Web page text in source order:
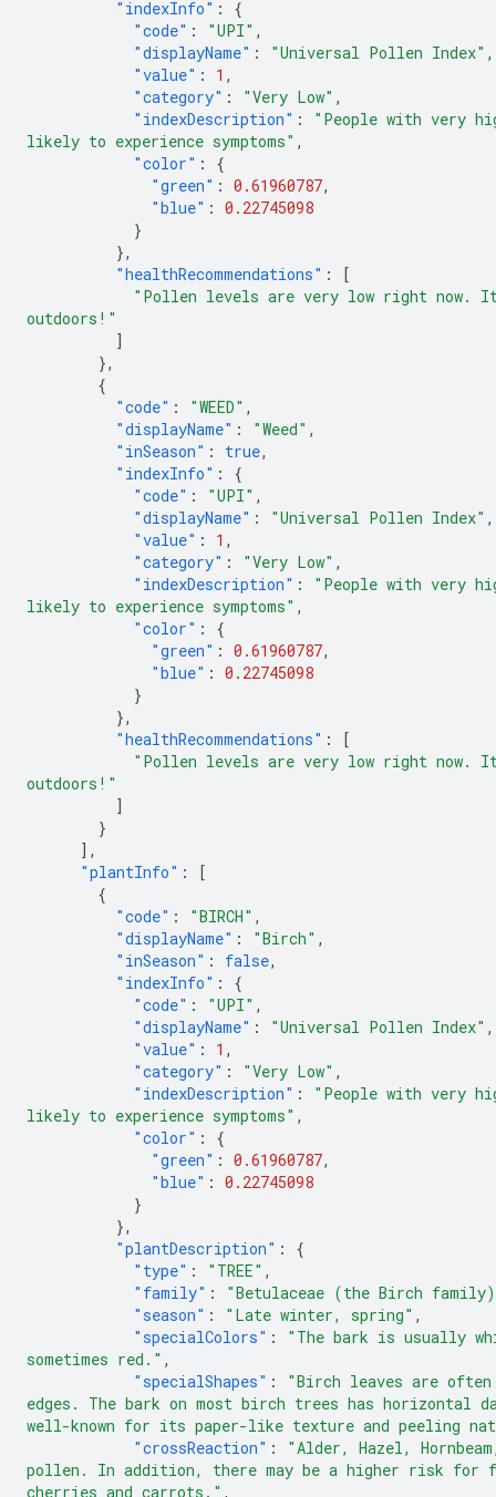
"indexInfo" :
{
"code" : "UPI" ,
"displayName" : "Universal Pollen Index" ,
"value" : 1 ,
"category" : "Very Low" ,
"indexDescription" :
"People with very
likely to experience symptoms" ,
"color" :
{
"green" : 0.61960787,
"blue" : 0.22745098
}
},
"healthRecommendations" :
[
"Pollen levels are very low right now.
outdoors!"
]
},
{
"code" : "WEED" ,
"displayName" : "Weed" ,
"inSeason" : true,
"indexInfo" :
{
"code" : "UPI" ,
"displayName" : "Universal Pollen Index" ,
"value" : 1 ,
"category" : "Very Low" ,
"indexDescription" :
"People with very
likely to experience symptoms" ,
"color" :
{
"green" : 0.61960787,
"blue" : 0.22745098
}
},
"healthRecommendations" :
[
"Pollen levels are very low right now.
outdoors!"
]
}
],
"plantInfo" :
[
{
"code" : "BIRCH" ,
"displayName" : "Birch" ,
"inSeason" : false,
"indexInfo" :
{
"code" : "UPI" ,
"displayName" : "Universal Pollen Index" ,
"value" : 1 ,
"category" : "Very Low" ,
"indexDescription" :
"People with very
likely to experience symptoms" ,
"color" :
{
"green" : 0.61960787,
"blue" : 0.22745098
}
},
"plantDescription" :
{
"type" : "TREE" ,
"family" :
"Betulaceae (the Birch
"season" : "Late winter, spring" ,
"specialColors" :
"The bark is usually
sometimes red." ,
"specialShapes" :
"Birch leaves are
edges. The bark on most birch trees has
well-known for its paper-like texture and peeling
"crossReaction" :
"Alder, Hazel,
pollen. In addition, there may be a higher risk for
cherries and carrots." ,